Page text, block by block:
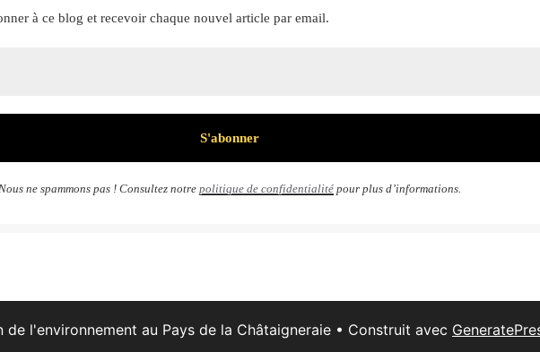
à ce blog et recevoir chaque nouvel article par email.
ne spammons pas ! Consultez notre politique de confidentialité pour plus d’informations.
l'environnement au Pays de la Châtaigneraie • Construit avec